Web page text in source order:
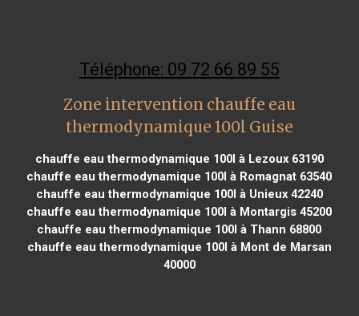
Téléphone: 09 72 66 89 55
Zone intervention chauffe eau
thermodynamique 100l Guise
chauffe eau thermodynamique 100l à Lezoux 63190
chauffe eau thermodynamique 100l à Romagnat 63540
chauffe eau thermodynamique 100l à Unieux 42240
chauffe eau thermodynamique 100l à Montargis 45200
chauffe eau thermodynamique 100l à Thann 68800
chauffe eau thermodynamique 100l à Mont de Marsan
40000